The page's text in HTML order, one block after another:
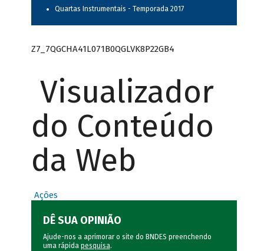
Quartas Instrumentais - Temporada 2017
Z7_7QGCHA41L071B0QGLVK8P22GB4
Visualizador
do Conteúdo
da Web
Ações
DÊ SUA OPINIÃO
Ajude-nos a aprimorar o site do BNDES preenchendo
uma rápida pesquisa.